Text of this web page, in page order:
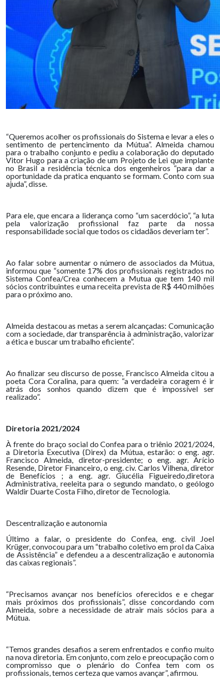
“Queremos acolher os profissionais do Sistema e levar a eles o
sentimento de pertencimento da Mútua”. Almeida chamou
para o trabalho conjunto e pediu a colaboração do deputado
Vitor Hugo para a criação de um Projeto de Lei que implante
no Brasil a residência técnica dos engenheiros “para dar a
oportunidade da pratica enquanto se formam. Conto com sua
ajuda”, disse.
Para ele, que encara a liderança como “um sacerdócio”, “a luta
pela valorização profissional faz parte da nossa
responsabilidade social que todos os cidadãos deveriam ter”.
Ao falar sobre aumentar o número de associados da Mútua,
informou que “somente 17% dos profissionais registrados no
Sistema Confea/Crea conhecem a Mutua que tem 140 mil
sócios contribuintes e uma receita prevista de R$ 440 milhões
para o próximo ano.
Almeida destacou as metas a serem alcançadas: Comunicação
com a sociedade, dar transparência à administração, valorizar
a ética e buscar um trabalho eficiente”.
Ao finalizar seu discurso de posse, Francisco Almeida citou a
poeta Cora Coralina, para quem: “a verdadeira coragem é ir
atrás dos sonhos quando dizem que é impossível ser
realizado”.
Diretoria 2021/2024
À frente do braço social do Confea para o triênio 2021/2024,
a Diretoria Executiva (Direx) da Mútua, estarão: o eng. agr.
Francisco Almeida, diretor-presidente; o eng. agr. Arício
Resende, Diretor Financeiro, o eng. civ. Carlos Vilhena, diretor
de Benefícios ; a eng. agr. Giucélia Figueiredo,diretora
Administrativa, reeleita para o segundo mandato, o geólogo
Waldir Duarte Costa Filho, diretor de Tecnologia.
Descentralização e autonomia
Último a falar, o presidente do Confea, eng. civil Joel
Krüger, convocou para um “trabalho coletivo em prol da Caixa
de Assistência” e defendeu a a descentralização e autonomia
das caixas regionais”.
“Precisamos avançar nos benefícios oferecidos e e chegar
mais próximos dos profissionais”, disse concordando com
Almeida, sobre a necessidade de atrair mais sócios para a
Mútua.
“Temos grandes desafios a serem enfrentados e confio muito
na nova diretoria. Em conjunto, com zelo e preocupação com o
compromisso que o plenário do Confea tem com os
profissionais, temos certeza que vamos avançar”, afirmou.